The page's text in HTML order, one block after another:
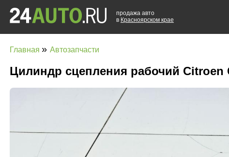
продажа авто
в Красноярском крае
Главная » Автозапчасти
Цилиндр сцепления рабочий Citroen